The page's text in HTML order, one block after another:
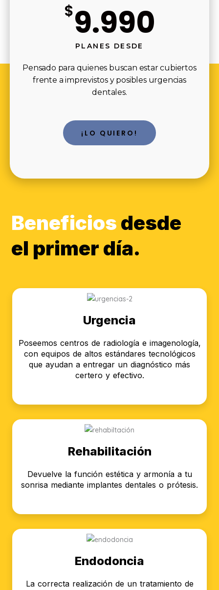
$9.990
PLANES DESDE
Pensado para quienes buscan estar cubiertos
frente a imprevistos y posibles urgencias
dentales.
¡LO QUIERO!
Beneficios desde
el primer día.
Urgencia
Poseemos centros de radiología e imagenología,
con equipos de altos estándares tecnológicos
que ayudan a entregar un diagnóstico más
certero y efectivo.
Rehabilitación
Devuelve la función estética y armonía a tu
sonrisa mediante implantes dentales o prótesis.
Endodoncia
La correcta realización de un tratamiento de